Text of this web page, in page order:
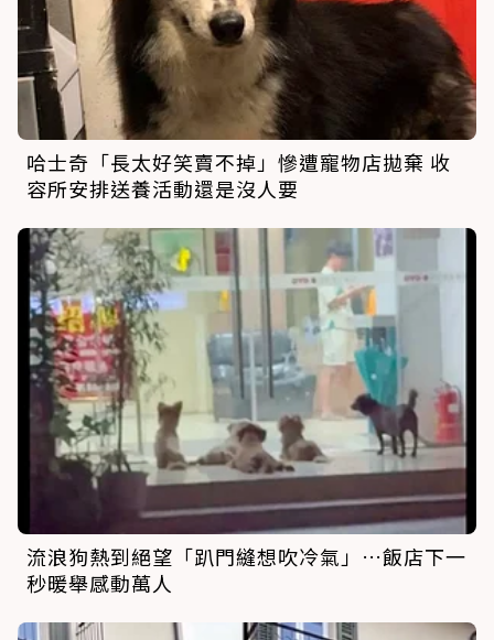
哈士奇「長太好笑賣不掉」慘遭寵物店拋棄 收
容所安排送養活動還是沒人要
流浪狗熱到絕望「趴門縫想吹冷氣」…飯店下一
秒暖舉感動萬人